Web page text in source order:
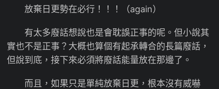
放棄日更勢在必行！！！（again）
有太多廢話想說也是會耽誤正事的呢。但小說其
實也不是正事？大概也算個有起承轉合的長篇廢話，
但說到底，接下來必須將廢話能量放在那邊了。
而且，如果只是單純放棄日更，根本沒有威嚇